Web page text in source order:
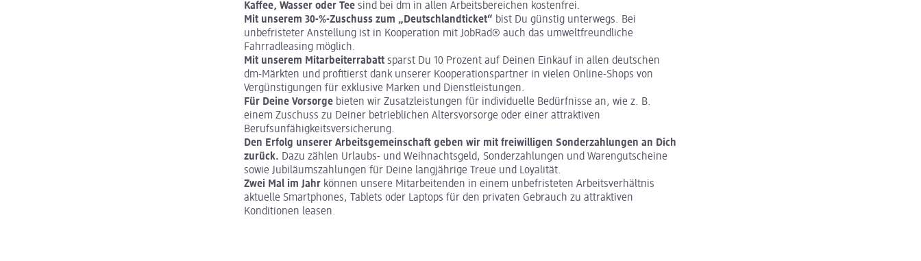
Kaffee, Wasser oder Tee sind bei dm in allen Arbeitsbereichen kostenfrei.
Mit unserem 30-%-Zuschuss zum „Deutschlandticket“ bist Du günstig unterwegs. Bei
unbefristeter Anstellung ist in Kooperation mit JobRad® auch das umweltfreundliche
Fahrradleasing möglich.
Mit unserem Mitarbeiterrabatt sparst Du 10 Prozent auf Deinen Einkauf in allen deutschen
dm-Märkten und profitierst dank unserer Kooperationspartner in vielen Online-Shops von
Vergünstigungen für exklusive Marken und Dienstleistungen.
Für Deine Vorsorge bieten wir Zusatzleistungen für individuelle Bedürfnisse an, wie z. B.
einem Zuschuss zu Deiner betrieblichen Altersvorsorge oder einer attraktiven
Berufsunfähigkeitsversicherung.
Den Erfolg unserer Arbeitsgemeinschaft geben wir mit freiwilligen Sonderzahlungen an Dich
zurück. Dazu zählen Urlaubs- und Weihnachtsgeld, Sonderzahlungen und Warengutscheine
sowie Jubiläumszahlungen für Deine langjährige Treue und Loyalität.
Zwei Mal im Jahr können unsere Mitarbeitenden in einem unbefristeten Arbeitsverhältnis
aktuelle Smartphones, Tablets oder Laptops für den privaten Gebrauch zu attraktiven
Konditionen leasen.